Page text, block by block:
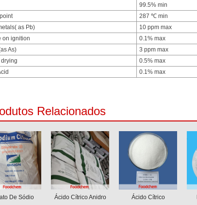
99.5% min
287 ℃ min
as Pb)
10 ppm max
on ignition
0.1% max
As)
3 ppm max
drying
0.5% max
0.1% max
Relacionados
De Sódio Ácido Cítrico Anidro Ácido Cítrico